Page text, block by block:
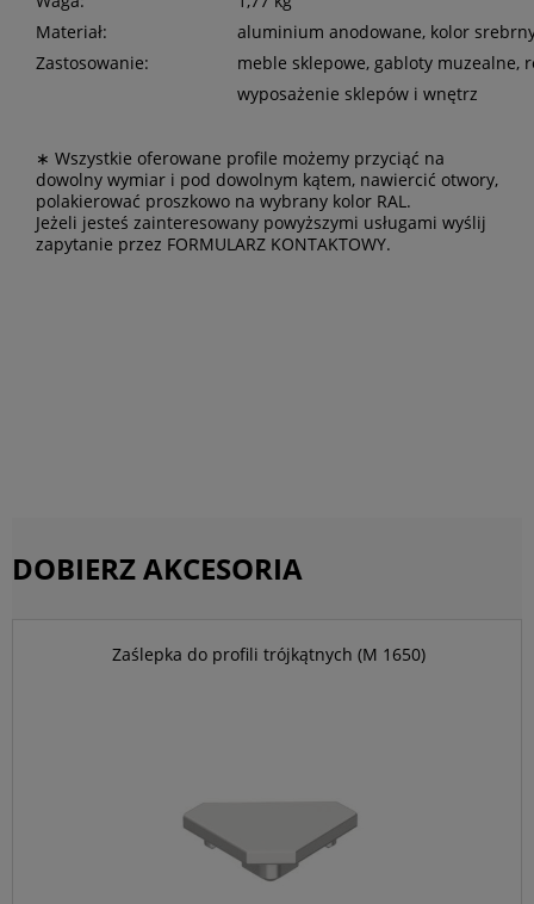
Materiał:
aluminium anodowane, kolor
Zastosowanie:
meble sklepowe, gabloty muzealne,
wyposażenie sklepów i wnętrz
∗ Wszystkie oferowane profile możemy przyciąć na
dowolny wymiar i pod dowolnym kątem, nawiercić otwory,
polakierować proszkowo na wybrany kolor RAL.
Jeżeli jesteś zainteresowany powyższymi usługami wyślij
zapytanie przez FORMULARZ KONTAKTOWY.
DOBIERZ AKCESORIA
Zaślepka do profili trójkątnych (M 1650)